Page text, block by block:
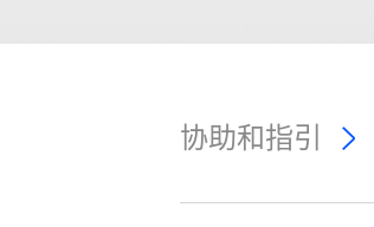
协助和指引